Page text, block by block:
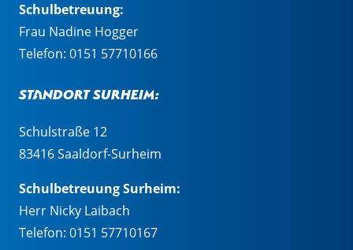
Schulbetreuung:
Frau Nadine Hogger
Telefon: 0151 57710166
Standort Surheim:
Schulstraße 12
83416 Saaldorf-Surheim
Schulbetreuung Surheim:
Herr Nicky Laibach
Telefon: 0151 57710167